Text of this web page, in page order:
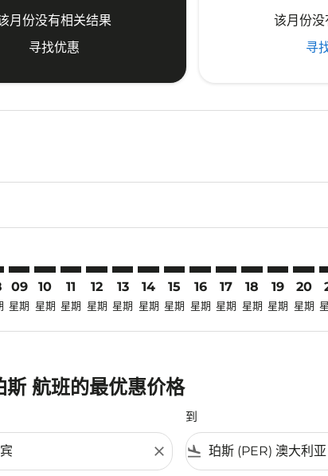
月份没有相关结果
寻找优惠
该月份没
寻
09
星期
10
星期
11
星期
12
星期
13
星期
14
星期
15
星期
16
星期
17
星期
18
星期
19
星期
20
星期
航班的最优惠价格
close
到
flight_land